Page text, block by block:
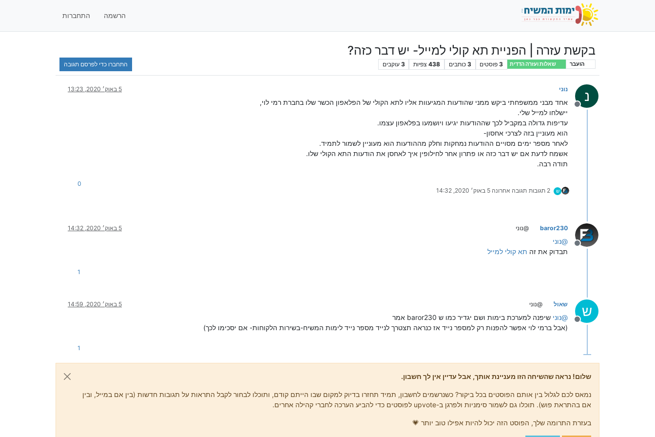
הרשמה התחברות
בקשת עזרה | הפניית תא קולי למייל- יש דבר כזה?
הועבר שאלות ועזרה הדדית 3 פוסטים 3 כותבים 438 צפיות 3 עוקבים התחברו כדי לפרסם תגובה
נ
מנותק
נוני 5 באוק׳ 2020, 13:23
אחד מבני ממשפחתי ביקש ממני שהודעות המגיעוות אליו לתא הקולי של הפלאפון הכשר שלו בחברת רמי לוי,
יישלחו למייל שלי.
עדיפות גדולה במקביל לכך שההודעות יגיעו ויושמעו בפלאפון עצמו.
הוא מעוניין בזה לצרכי אחסון-
לאחר מספר ימים מסויים ההודעות נמחקות וחלק מההודעות הוא מעוניין לשמור לתמיד.
אשמח לדעת אם יש דבר כזה או פתרון אחר לחילופין איך לאחסן את הודעות התא הקולי שלו.
תודה רבה.
ש 2 תגובות תגובה אחרונה 5 באוק׳ 2020, 14:32
0
מנותק
baror230 @נוני 5 באוק׳ 2020, 14:32
@נוני
תבדוק את זה תא קולי למייל
1
ש
מנותק
שאול @נוני 5 באוק׳ 2020, 14:59
@נוני שיפנה למערכת בימות ושם יגדיר כמו ש baror230 אמר
(אבל ברמי לוי אפשר להפנות רק למספר נייד אז כנראה תצטרך לנייד מספר נייד לימות המשיח-בשירות הלקוחות- אם יסכימו לכך)
1
שלום! נראה שהשיחה הזו מעניינת אותך, אבל עדיין אין לך חשבון.
נמאס לכם לגלול בין אותם הפוסטים בכל ביקור? כשנרשמים לחשבון, תמיד תחזרו בדיוק למקום שבו הייתם קודם, ותוכלו לבחור לקבל התראות על תגובות חדשות (בין אם במייל, ובין
אם בהתראת פוש). תוכלו גם לשמור סימניות ולפרגן ב-upvote לפוסטים כדי להביע הערכה לחברי קהילה אחרים.
בעזרת התרומה שלך, הפוסט הזה יכול להיות אפילו טוב יותר 💗